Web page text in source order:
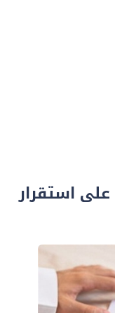
على استقرار